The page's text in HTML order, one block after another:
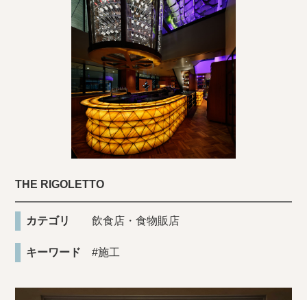
THE RIGOLETTO
カテゴリ 飲食店・食物販店
キーワード #施工